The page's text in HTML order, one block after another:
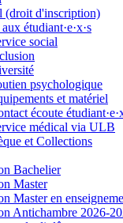
(droit d'inscription)
étudiant·e·x·s
social
psychologique
et matériel
écoute
médical via ULB
et Collections
Bachelier
Master
Master en
Antichambre 2026-